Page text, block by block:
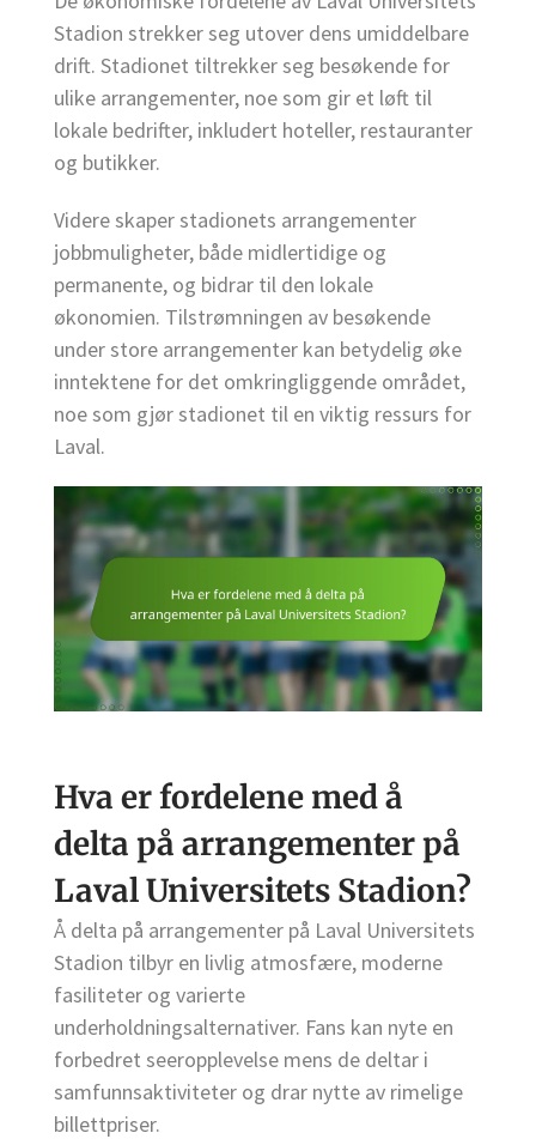
Stadion strekker seg utover dens umiddelbare
drift. Stadionet tiltrekker seg besøkende for
ulike arrangementer, noe som gir et løft til
lokale bedrifter, inkludert hoteller, restauranter
og butikker.
Videre skaper stadionets arrangementer
jobbmuligheter, både midlertidige og
permanente, og bidrar til den lokale
økonomien. Tilstrømningen av besøkende
under store arrangementer kan betydelig øke
inntektene for det omkringliggende området,
noe som gjør stadionet til en viktig ressurs for
Laval.
Hva er fordelene med å
delta på arrangementer på
Laval Universitets Stadion?
Å delta på arrangementer på Laval Universitets
Stadion tilbyr en livlig atmosfære, moderne
fasiliteter og varierte
underholdningsalternativer. Fans kan nyte en
forbedret seeropplevelse mens de deltar i
samfunnsaktiviteter og drar nytte av rimelige
billettpriser.